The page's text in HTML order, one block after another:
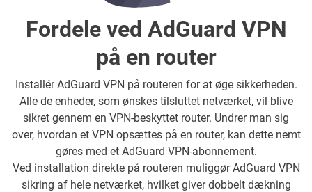
Fordele ved AdGuard VPN
på en router
Installér AdGuard VPN på routeren for at øge sikkerheden.
Alle de enheder, som ønskes tilsluttet netværket, vil blive
sikret gennem en VPN-beskyttet router. Undrer man sig
over, hvordan et VPN opsættes på en router, kan dette nemt
gøres med et AdGuard VPN-abonnement.
Ved installation direkte på routeren muliggør AdGuard VPN
sikring af hele netværket, hvilket giver dobbelt dækning